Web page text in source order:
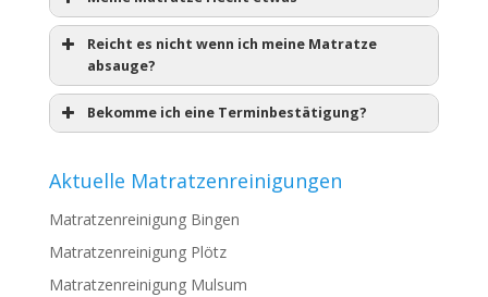
Reicht es nicht wenn ich meine Matratze
absauge?
Bekomme ich eine Terminbestätigung?
Aktuelle Matratzenreinigungen
Matratzenreinigung Bingen
Matratzenreinigung Plötz
Matratzenreinigung Mulsum